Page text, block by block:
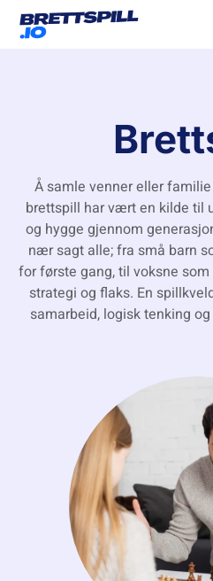
Å samle venner eller
brettspill har vært en kilde til
og hygge gjennom
nær sagt alle; fra små barn
for første gang, til voksne
strategi og flaks. En
samarbeid, logisk tenking